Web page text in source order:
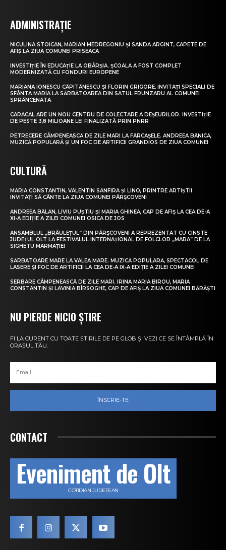
ADMINISTRAȚIE
NICULINA STOICAN, MARIAN MEDREGONIU ȘI SANDA ARGINT, CAPETE DE
AFIȘ LA ZIUA COMUNEI PRISEACA
INVESTIȚIE ÎN EDUCAȚIE LA OBÂRȘIA. ȘCOALA A FOST COMPLET
MODERNIZATĂ CU FONDURI EUROPENE
MARIANA IONESCU CĂPITĂNESCU ȘI FLORIN GRIGORE, INVITAȚI SPECIALI DE
SFÂNTA MARIA LA SĂRBĂTOAREA DIN SATUL FRUNZARU AL COMUNEI
SPRÂNCENATA
CARACAL ARE UN NOU CENTRU DE COLECTARE A DEȘEURILOR. INVESTIȚIE
DE PESTE 3,8 MILIOANE LEI FINALIZATĂ PRIN PNRR
PETRECERE CÂMPENEASCĂ DE ZILE MARI LA FĂRCAȘELE. ANDREEA BĂNICĂ,
MUZICĂ POPULARĂ ȘI UN FOC DE ARTIFICII GRANDIOS DE ZIUA COMUNEI
CULTURĂ
MARIA CONSTANTIN, VALENTIN SANFIRA ȘI LINO, PRINTRE ARTIȘTII
INVITAȚI SĂ CÂNTE LA ZIUA COMUNEI PÂRȘCOVENI
ANDREEA BĂLAN, LIVIU PUȘTIU ȘI MARIA GHINEA, CAP DE AFIȘ LA CEA DE-A
XI-A EDIȚIE A ZILEI COMUNEI OSICA DE JOS
ANSAMBLUL „BRÂULEȚUL” DIN PÂRȘCOVENI A REPREZENTAT CU CINSTE
JUDEȚUL OLT LA FESTIVALUL INTERNAȚIONAL DE FOLCLOR „MARA” DE LA
SIGHETU MARMAȚIEI
SĂRBĂTOARE MARE LA VALEA MARE. MUZICĂ POPULARĂ, SPECTACOL DE
LASERE ȘI FOC DE ARTIFICII LA CEA DE-A IX-A EDIȚIE A ZILEI COMUNEI
SERBARE CÂMPENEASCĂ DE ZILE MARI. IRINA MARIA BIROU, MARIA
CONSTANTIN ȘI LAVINIA BÎRSOGHE, CAP DE AFIȘ LA ZIUA COMUNEI BĂRĂȘTI
NU PIERDE NICIO ȘTIRE
FI LA CURENT CU TOATE ȘTIRILE DE PE GLOB ȘI VEZI CE SE ÎNTÂMPLĂ ÎN
ORAȘUL TĂU.
ÎNSCRIE-TE
CONTACT
Eveniment de Olt
COTIDIAN JUDEȚEAN